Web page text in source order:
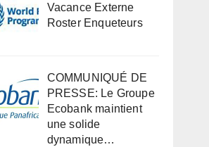
Vacance Externe
Roster Enqueteurs
COMMUNIQUÉ DE
PRESSE: Le Groupe
Ecobank maintient
une solide
dynamique…